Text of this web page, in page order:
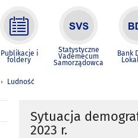
Publikacje i
foldery
Statystyczne
Vademecum
Samorządowca
Bank
Ludność
Sytuacja
2023 r.